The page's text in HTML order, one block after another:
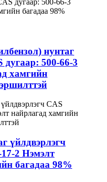
нунтаг
дугаар: 500-66-3
хамгийн
үйлдвэрлэгч
2 Нэмэлт
багадаа 98%